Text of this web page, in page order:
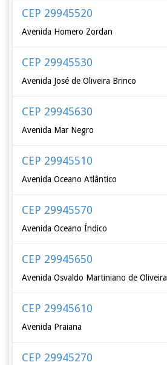
CEP 29945520
Avenida Homero Zordan
CEP 29945530
Avenida José de Oliveira Brinco
CEP 29945630
Avenida Mar Negro
CEP 29945510
Avenida Oceano Atlântico
CEP 29945570
Avenida Oceano Índico
CEP 29945650
Avenida Osvaldo Martiniano de Oliveira
CEP 29945610
Avenida Praiana
CEP 29945270